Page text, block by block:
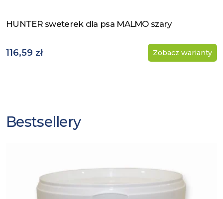
Zobacz produkt
HUNTER sweterek dla psa MALMO szary
116,59 zł Zobacz warianty
Bestsellery